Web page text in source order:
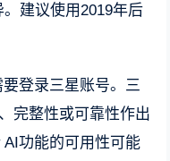
建议使用2019年后
登录三星账号。三
完整性或可靠性作出
功能的可用性可能